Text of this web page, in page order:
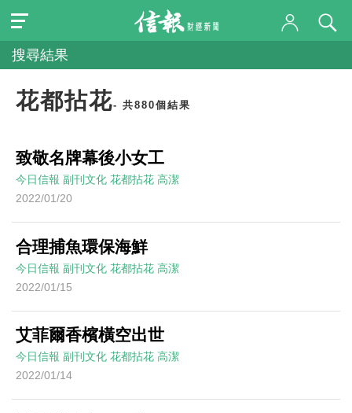
搜尋結果
花都拈花- 共880個結果
致敬名牌幕後小女工
今日信報 副刊文化 花都拈花 高潔
2022/01/20
合理捕魚環保海鮮
今日信報 副刊文化 花都拈花 高潔
2022/01/15
艾菲爾香檳橫空出世
今日信報 副刊文化 花都拈花 高潔
2022/01/14